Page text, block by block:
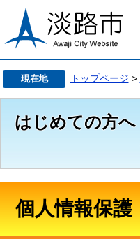
現在地 トップページ >
はじめての方へ
個人情報保護